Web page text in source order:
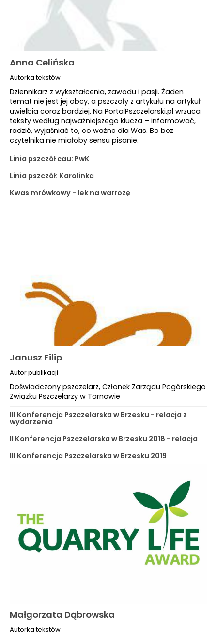
Anna Celińska
Autorka tekstów
Dziennikarz z wykształcenia, zawodu i pasji. Żaden
temat nie jest jej obcy, a pszczoły z artykułu na artykuł
uwielbia coraz bardziej. Na PortalPszczelarski.pl wrzuca
teksty według najważniejszego klucza – informować,
radzić, wyjaśniać to, co ważne dla Was. Bo bez
czytelnika nie miałoby sensu pisanie.
Linia pszczół cau: PwK
Linia pszczół: Karolinka
Kwas mrówkowy - lek na warrozę
Janusz Filip
Autor publikacji
Doświadczony pszczelarz, Członek Zarządu Pogórskiego
Związku Pszczelarzy w Tarnowie
III Konferencja Pszczelarska w Brzesku - relacja z
wydarzenia
II Konferencja Pszczelarska w Brzesku 2018 - relacja
III Konferencja Pszczelarska w Brzesku 2019
Małgorzata Dąbrowska
Autorka tekstów